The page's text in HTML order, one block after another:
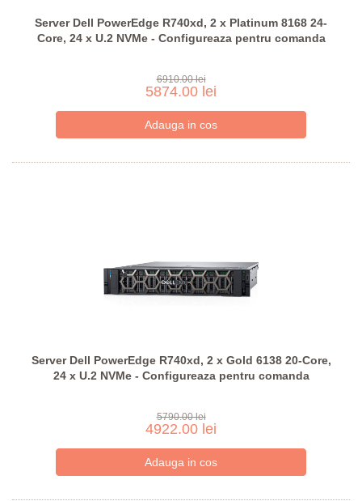
Server Dell PowerEdge R740xd, 2 x Platinum 8168 24-
Core, 24 x U.2 NVMe - Configureaza pentru comanda
6910.00 lei
5874.00 lei
Server Dell PowerEdge R740xd, 2 x Gold 6138 20-Core,
24 x U.2 NVMe - Configureaza pentru comanda
5790.00 lei
4922.00 lei